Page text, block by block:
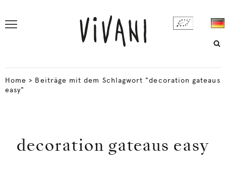
Home > Beiträge mit dem Schlagwort "decoration gateaus
easy"
decoration gateaus easy